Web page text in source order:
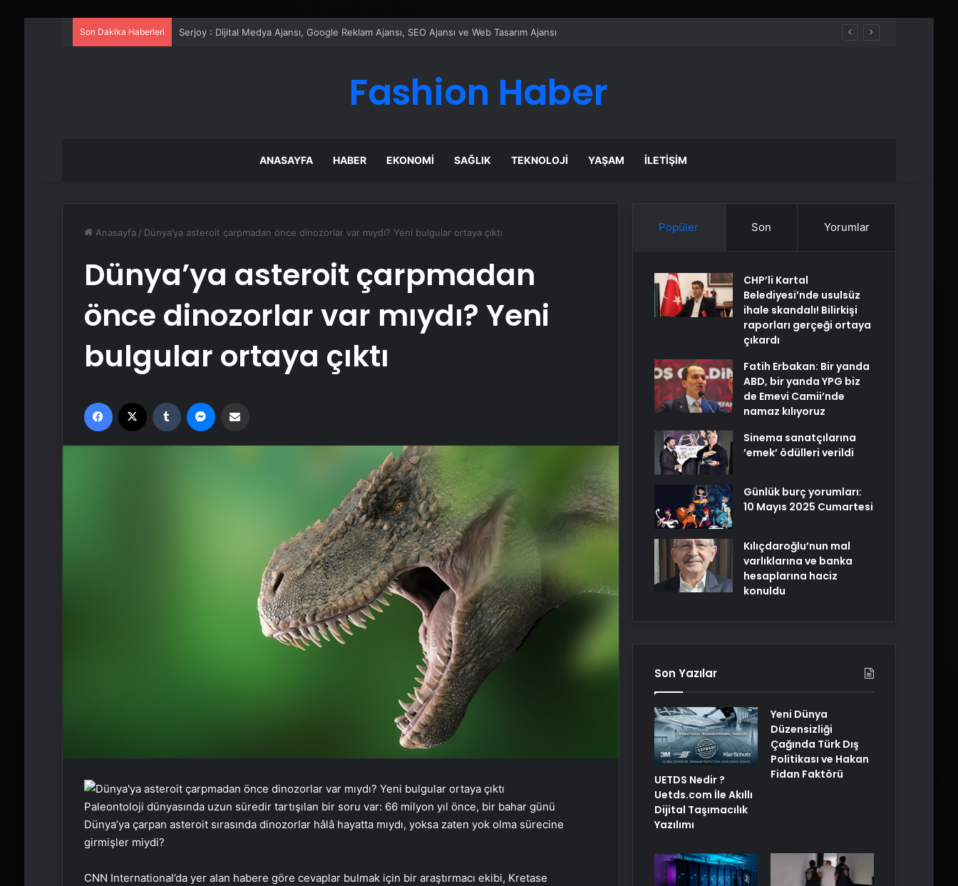
Son Dakika Haberleri UETDS Nedir ? Uetds.com İle Akıllı Dijital Taşımacılık Yazılımı
Fashion Haber
ANASAYFA HABER EKONOMI SAĞLIK TEKNOLOJI YAŞAM İLETIŞIM
Anasayfa / Dünya’ya asteroit çarpmadan önce dinozorlar var mıydı? Yeni bulgular ortaya çıktı
Dünya’ya asteroit çarpmadan
önce dinozorlar var mıydı? Yeni
bulgular ortaya çıktı
Facebook Tumblr
Paleontoloji dünyasında uzun süredir tartışılan bir soru var: 66 milyon yıl önce, bir bahar günü
Dünya’ya çarpan asteroit sırasında dinozorlar hâlâ hayatta mıydı, yoksa zaten yok olma sürecine
girmişler miydi?
CNN International’da yer alan habere göre cevaplar bulmak için bir araştırmacı ekibi, Kretase
Popüler Son Yorumlar
CHP’li Kartal
Belediyesi’nde usulsüz
ihale skandalı! Bilirkişi
raporları gerçeği ortaya
çıkardı
Fatih Erbakan: Bir yanda
ABD, bir yanda YPG biz
de Emevi Camii’nde
namaz kılıyoruz
Sinema sanatçılarına
’emek’ ödülleri verildi
Günlük burç yorumları:
10 Mayıs 2025 Cumartesi
Kılıçdaroğlu’nun mal
varlıklarına ve banka
hesaplarına haciz
konuldu
Son Yazılar
UETDS Nedir ?
Uetds.com İle Akıllı
Dijital Taşımacılık
Yazılımı
Yeni Dünya
Düzensizliği
Çağında Türk Dış
Politikası ve Hakan
Fidan Faktörü